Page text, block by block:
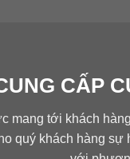
CẤP
mang tới khách
quý khách hàng